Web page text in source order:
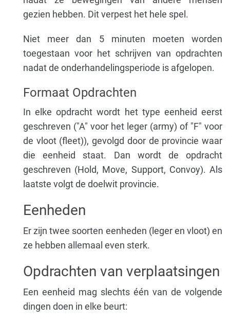
gezien hebben. Dit verpest het hele spel.
Niet meer dan 5 minuten moeten worden
toegestaan ​​voor het schrijven van opdrachten
nadat de onderhandelingsperiode is afgelopen.
Formaat Opdrachten
In elke opdracht wordt het type eenheid eerst
geschreven ("A" voor het leger (army) of "F" voor
de vloot (fleet)), gevolgd door de provincie waar
die eenheid staat. Dan wordt de opdracht
geschreven (Hold, Move, Support, Convoy). Als
laatste volgt de doelwit provincie.
Eenheden
Er zijn twee soorten eenheden (leger en vloot) en
ze hebben allemaal even sterk.
Opdrachten van verplaatsingen
Een eenheid mag slechts één van de volgende
dingen doen in elke beurt: